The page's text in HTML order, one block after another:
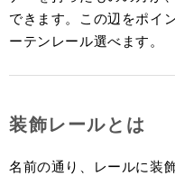
できます。この辺をポイ
ーテンレール選べます。
装飾レールとは
名前の通り、レールに装